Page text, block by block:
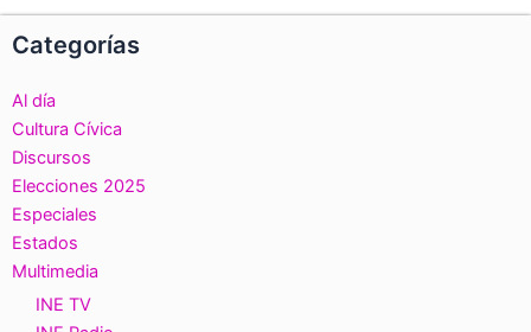
Categorías
Al día
Cultura Cívica
Discursos
Elecciones 2025
Especiales
Estados
Multimedia
INE TV